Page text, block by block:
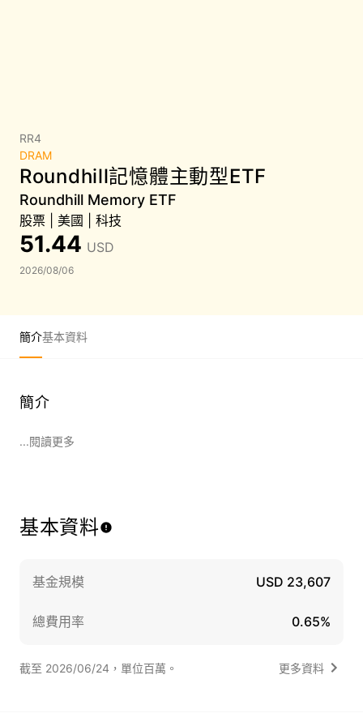
RR4
DRAM
Roundhill記憶體主動型ETF
Roundhill Memory ETF
股票 美國 科技
51.44 USD
2026/08/06
簡介基本資料
簡介
...閱讀更多
基本資料
基金規模 USD 23,607
總費用率 0.65%
截至 2026/06/24，單位百萬。 更多資料